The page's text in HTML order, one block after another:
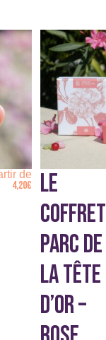
de
4,20€
LE
COFFRET
PARC DE
LA TÊTE
D’OR –